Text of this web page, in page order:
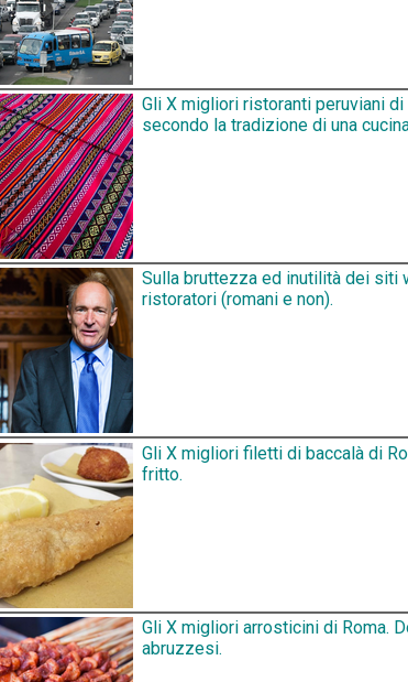
Gli X migliori ristoranti peruviani
secondo la tradizione di una
Sulla bruttezza ed inutilità dei siti
ristoratori (romani e non).
Gli X migliori filetti di baccalà di
fritto.
Gli X migliori arrosticini di Roma.
abruzzesi.